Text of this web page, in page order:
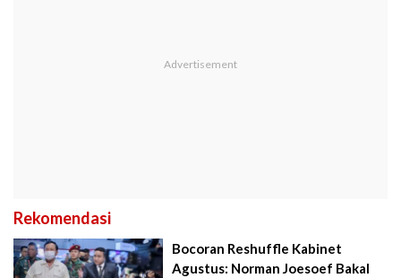
Rekomendasi
Bocoran Reshuffle Kabinet
Agustus: Norman Joesoef Bakal